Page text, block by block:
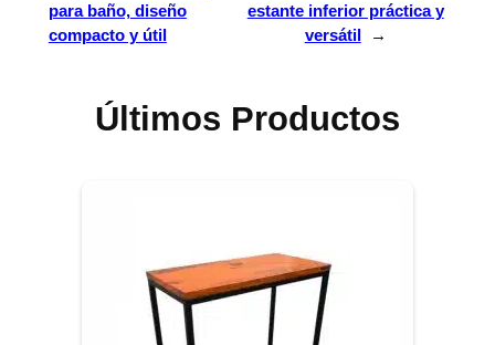
para baño, diseño
compacto y útil
estante inferior práctica y
versátil
→
Últimos Productos